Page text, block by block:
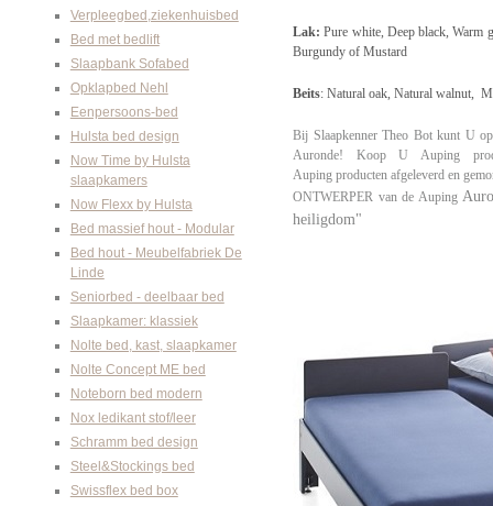
Verpleegbed,ziekenhuisbed
Bed met bedlift
Slaapbank Sofabed
Opklapbed Nehl
Eenpersoons-bed
Hulsta bed design
Now Time by Hulsta
slaapkamers
Now Flexx by Hulsta
Bed massief hout - Modular
Bed hout - Meubelfabriek De
Linde
Seniorbed - deelbaar bed
Slaapkamer: klassiek
Nolte bed, kast, slaapkamer
Nolte Concept ME bed
Noteborn bed modern
Nox ledikant stof/leer
Schramm bed design
Steel&Stockings bed
Swissflex bed box
Lak: Pure white, Deep black, Warm
Burgundy of Mustard
Beits: Natural oak, Natural walnut,
Bij Slaapkenner Theo Bot kunt U op
Auronde! Koop U Auping
Auping producten afgeleverd en
ONTWERPER van de Auping
heiligdom"